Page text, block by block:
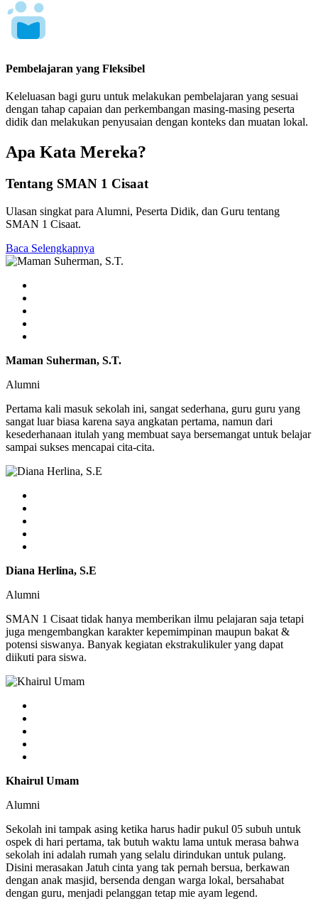
Pembelajaran yang Fleksibel
Keleluasan bagi guru untuk melakukan pembelajaran yang sesuai
dengan tahap capaian dan perkembangan masing-masing peserta
didik dan melakukan penyusaian dengan konteks dan muatan lokal.
Apa Kata Mereka?
Tentang SMAN 1 Cisaat
Ulasan singkat para Alumni, Peserta Didik, dan Guru tentang
SMAN 1 Cisaat.
Baca Selengkapnya
Maman Suherman, S.T.
Alumni
Pertama kali masuk sekolah ini, sangat sederhana, guru guru yang
sangat luar biasa karena saya angkatan pertama, namun dari
kesederhanaan itulah yang membuat saya bersemangat untuk belajar
sampai sukses mencapai cita-cita.
Diana Herlina, S.E
Alumni
SMAN 1 Cisaat tidak hanya memberikan ilmu pelajaran saja tetapi
juga mengembangkan karakter kepemimpinan maupun bakat &
potensi siswanya. Banyak kegiatan ekstrakulikuler yang dapat
diikuti para siswa.
Khairul Umam
Alumni
Sekolah ini tampak asing ketika harus hadir pukul 05 subuh untuk
ospek di hari pertama, tak butuh waktu lama untuk merasa bahwa
sekolah ini adalah rumah yang selalu dirindukan untuk pulang.
Disini merasakan Jatuh cinta yang tak pernah bersua, berkawan
dengan anak masjid, bersenda dengan warga lokal, bersahabat
dengan guru, menjadi pelanggan tetap mie ayam legend.